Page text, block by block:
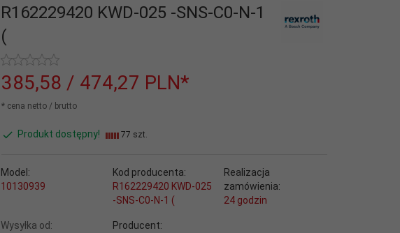
R162229420 KWD-025 -SNS-C0-N-1
(
385,58 / 474,27 PLN*
* cena netto / brutto
Produkt dostępny! 77 szt.
Model:
10130939
Kod producenta:
R162229420 KWD-025
-SNS-C0-N-1 (
Realizacja
zamówienia:
24 godzin
Wysyłka od:
Producent: